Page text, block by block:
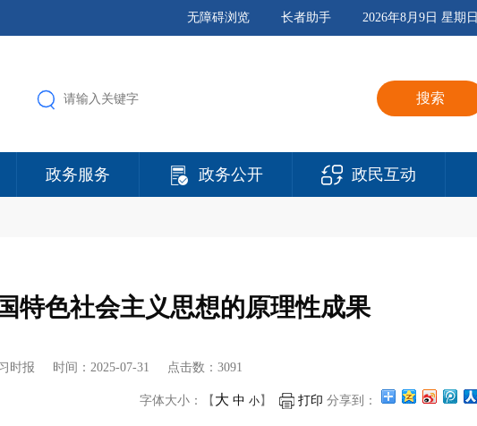
2026年8月9日 星期日
长者助手
无障碍浏览
搜索
政务服务 政务公开 政民互动
特色社会主义思想的原理性成果
时报 时间： 2025-07-31 点击数：3091
字体大小：【 大 中 小 】 打印 分享到：